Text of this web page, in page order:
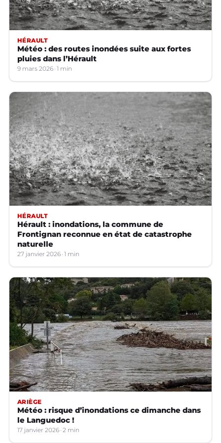
HÉRAULT
Météo : des routes inondées suite aux fortes
pluies dans l’Hérault
9 mars 2026 1 min
HÉRAULT
Hérault : inondations, la commune de
Frontignan reconnue en état de catastrophe
naturelle
27 janvier 2026 1 min
ARIÈGE
Météo : risque d’inondations ce dimanche dans
le Languedoc !
17 janvier 2026 2 min